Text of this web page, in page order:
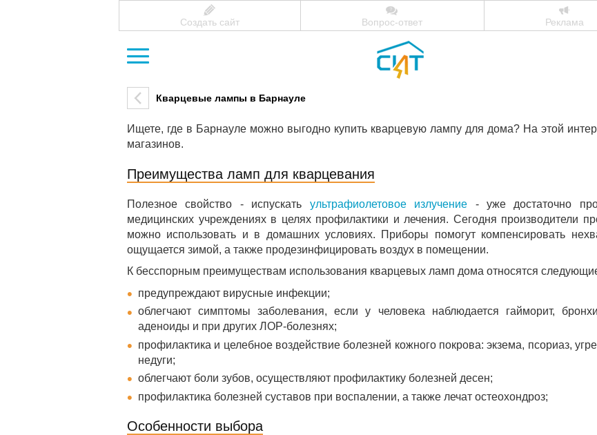
Создать сайт Вопрос-ответ Реклама
Кварцевые лампы в Барнауле
Ищете, где в Барнауле можно выгодно купить кварцевую лампу для дома? На этой
магазинов.
Преимущества ламп для кварцевания
Полезное свойство - испускать ультрафиолетовое излучение - уже достаточно
медицинских учреждениях в целях профилактики и лечения. Сегодня производители
можно использовать и в домашних условиях. Приборы помогут компенсировать
ощущается зимой, а также продезинфицировать воздух в помещении.
К бесспорным преимуществам использования кварцевых ламп дома относятся
предупреждают вирусные инфекции;
облегчают симптомы заболевания, если у человека наблюдается гайморит,
аденоиды и при других ЛОР-болезнях;
профилактика и целебное воздействие болезней кожного покрова: экзема, псориаз,
недуги;
облегчают боли зубов, осуществляют профилактику болезней десен;
профилактика болезней суставов при воспалении, а также лечат остеохондроз;
Особенности выбора